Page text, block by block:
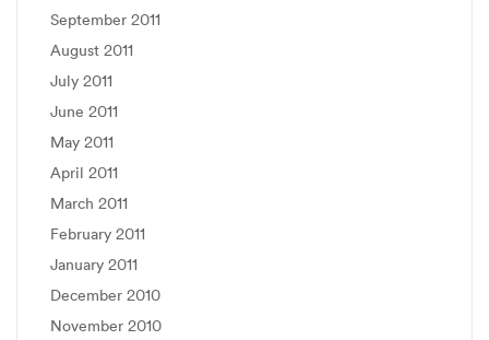
September 2011
August 2011
July 2011
June 2011
May 2011
April 2011
March 2011
February 2011
January 2011
December 2010
November 2010